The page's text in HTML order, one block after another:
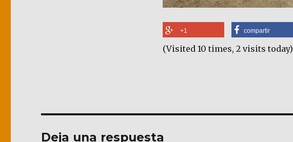
+1 compartir
(Visited 10 times, 2 visits today)
Deja una respuesta